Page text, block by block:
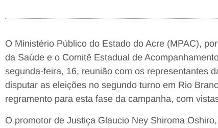
O Ministério Público do Estado do Acre (MPAC),
da Saúde e o Comitê Estadual de
segunda-feira, 16, reunião com os representantes
disputar as eleições no segundo turno em Rio
regramento para esta fase da campanha, com
O promotor de Justiça Glaucio Ney Shiroma